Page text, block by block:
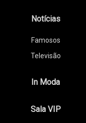
Notícias
Famosos
Televisão
In Moda
Sala VIP